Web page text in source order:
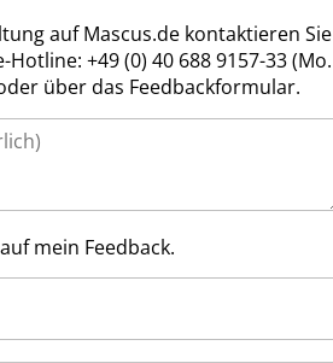
auf Mascus.de kontaktieren Sie
+49 (0) 40 688 9157-33 (Mo.
über das Feedbackformular.
mein Feedback.